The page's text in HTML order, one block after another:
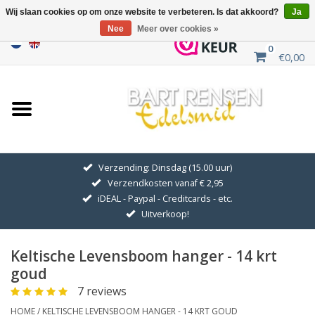
0
€0,00
Home
Uitverkoop
GOUDEN SYMBOLEN
Hanger Kettingen
Oorhangers
Medaillons
Verzending: Dinsdag (15.00 uur)
Verzendkosten vanaf € 2,95
iDEAL - Paypal - Creditcards - etc.
Uitverkoop!
Keltische Levensboom hanger - 14 krt
goud
7 reviews
HOME/ KELTISCHE LEVENSBOOM HANGER - 14 KRT GOUD
Wij slaan cookies op om onze website te verbeteren. Is dat akkoord?
Ja
Nee
Meer over cookies »